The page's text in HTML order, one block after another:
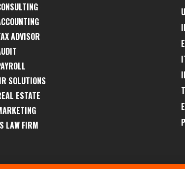
ADVISOR
SOLUTIONS
ESTATE
LAW FIRM